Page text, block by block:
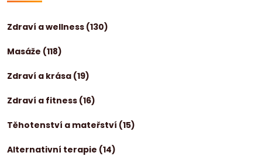
Zdraví a wellness (130)
Masáže (118)
Zdraví a krása (19)
Zdraví a fitness (16)
Těhotenství a mateřství (15)
Alternativní terapie (14)